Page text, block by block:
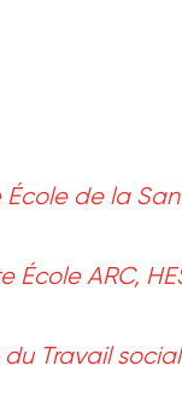
de la
École ARC,
Travail